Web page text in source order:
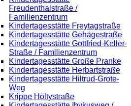
Freudenthalstraße /
Familienzentrum
Kindertagesstätte Freytagstraße
Kindertagesstätte Gehägestraße
Kindertagesstätte Gottfried-Keller-
Straße / Familienzentrum
Kindertagesstätte Große Pranke
Kindertagesstätte Herbartstraße
Kindertagesstätte Hiltrud-Grote-
Weg
Krippe Höltystraße